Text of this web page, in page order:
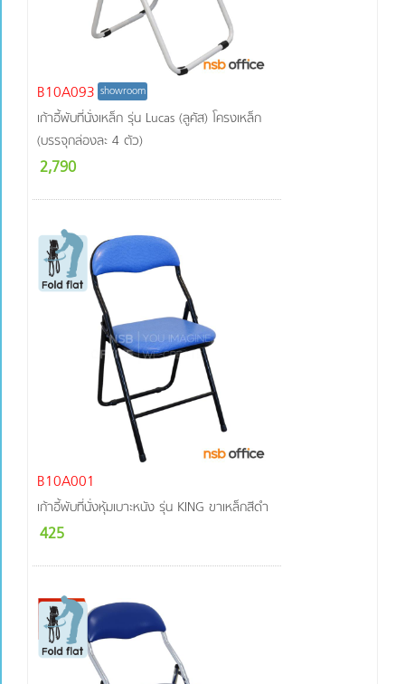
B10A093 showroom
เก้าอี้พับที่นั่งเหล็ก รุ่น Lucas (ลูคัส) โครงเหล็ก
(บรรจุกล่องละ 4 ตัว)
2,790
B10A001
เก้าอี้พับที่นั่งหุ้มเบาะหนัง รุ่น KING ขาเหล็กสีดำ
425